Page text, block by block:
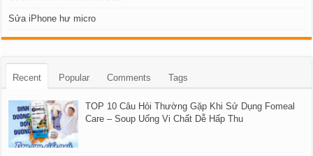
Sửa iPhone hư micro
Recent Popular Comments Tags
TOP 10 Câu Hỏi Thường Gặp Khi Sử Dụng Fomeal
Care – Soup Uống Vi Chất Dễ Hấp Thu